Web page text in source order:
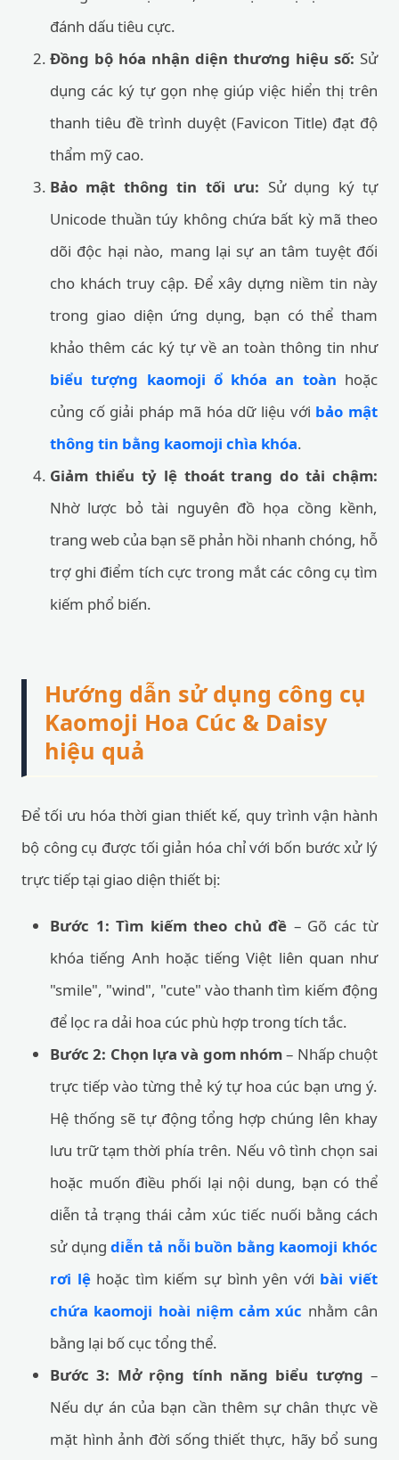
đánh dấu tiêu cực.
Đồng bộ hóa nhận diện thương hiệu số: Sử
dụng các ký tự gọn nhẹ giúp việc hiển thị trên
thanh tiêu đề trình duyệt (Favicon Title) đạt độ
thẩm mỹ cao.
Bảo mật thông tin tối ưu: Sử dụng ký tự
Unicode thuần túy không chứa bất kỳ mã theo
dõi độc hại nào, mang lại sự an tâm tuyệt đối
cho khách truy cập. Để xây dựng niềm tin này
trong giao diện ứng dụng, bạn có thể tham
khảo thêm các ký tự về an toàn thông tin như
biểu tượng kaomoji ổ khóa an toàn hoặc
củng cố giải pháp mã hóa dữ liệu với bảo mật
thông tin bằng kaomoji chìa khóa.
Giảm thiểu tỷ lệ thoát trang do tải chậm:
Nhờ lược bỏ tài nguyên đồ họa cồng kềnh,
trang web của bạn sẽ phản hồi nhanh chóng, hỗ
trợ ghi điểm tích cực trong mắt các công cụ tìm
kiếm phổ biến.
Hướng dẫn sử dụng công cụ
Kaomoji Hoa Cúc & Daisy
hiệu quả
Để tối ưu hóa thời gian thiết kế, quy trình vận hành
bộ công cụ được tối giản hóa chỉ với bốn bước xử lý
trực tiếp tại giao diện thiết bị:
Bước 1: Tìm kiếm theo chủ đề – Gõ các từ
khóa tiếng Anh hoặc tiếng Việt liên quan như
"smile", "wind", "cute" vào thanh tìm kiếm động
để lọc ra dải hoa cúc phù hợp trong tích tắc.
Bước 2: Chọn lựa và gom nhóm– Nhấp chuột
trực tiếp vào từng thẻ ký tự hoa cúc bạn ưng ý.
Hệ thống sẽ tự động tổng hợp chúng lên khay
lưu trữ tạm thời phía trên. Nếu vô tình chọn sai
hoặc muốn điều phối lại nội dung, bạn có thể
diễn tả trạng thái cảm xúc tiếc nuối bằng cách
sử dụngdiễn tả nỗi buồn bằng kaomoji khóc
rơi lệhoặc tìm kiếm sự bình yên với bài viết
chứa kaomoji hoài niệm cảm xúc nhằm cân
bằng lại bố cục tổng thể.
Bước 3: Mở rộng tính năng biểu tượng –
Nếu dự án của bạn cần thêm sự chân thực về
mặt hình ảnh đời sống thiết thực, hãy bổ sung